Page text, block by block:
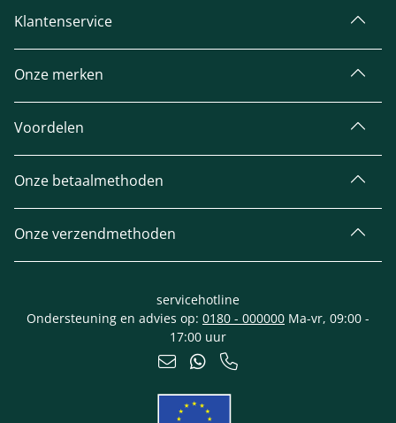
Klantenservice
Onze merken
Voordelen
Onze betaalmethoden
Onze verzendmethoden
servicehotline
Ondersteuning en advies op: 0180 - 000000 Ma-vr, 09:00 -
17:00 uur